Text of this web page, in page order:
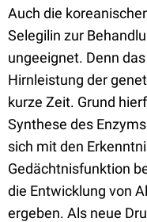
Auch die
Selegilin zur
ungeeignet. Denn
Hirnleistung der
kurze Zeit. Grund
Synthese des
sich mit den
Gedächtnisfunktion
die Entwicklung von
ergeben. Als neue